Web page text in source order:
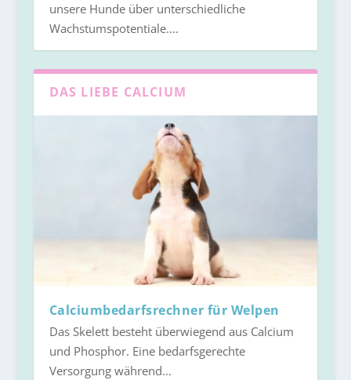
unsere Hunde über unterschiedliche
Wachstumspotentiale....
DAS LIEBE CALCIUM
Calciumbedarfsrechner für Welpen
Das Skelett besteht überwiegend aus Calcium
und Phosphor. Eine bedarfsgerechte
Versorgung während...